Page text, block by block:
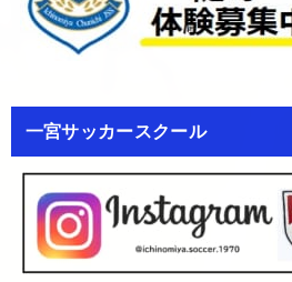
一宮サッカースクール